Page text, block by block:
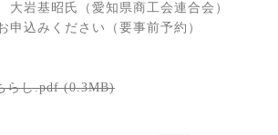
岩基昭氏（愛知県商工会連合会）
申込みください（要事前予約）
らし.pdf (0.3MB)